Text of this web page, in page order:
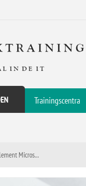
Trainingscentra
Micros...